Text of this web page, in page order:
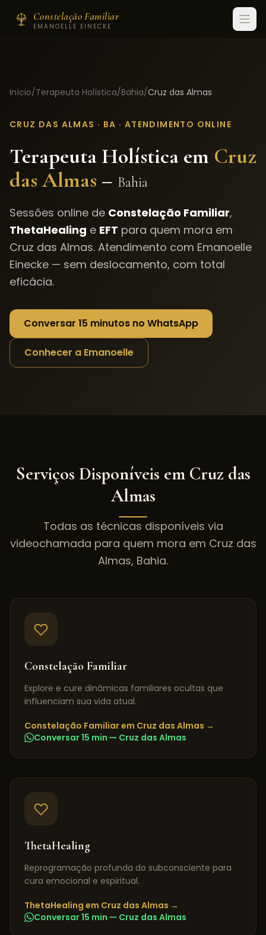
Constelação Familiar
EMANOELLE EINECKE
Início/Terapeuta Holística/Bahia/Cruz das Almas
CRUZ DAS ALMAS · BA · ATENDIMENTO ONLINE
Terapeuta Holística em Cruz
das Almas – Bahia
Sessões online de Constelação Familiar,
ThetaHealing e EFT para quem mora em
Cruz das Almas. Atendimento com Emanoelle
Einecke — sem deslocamento, com total
eficácia.
Conversar 15 minutos no WhatsApp
Conhecer a Emanoelle
Serviços Disponíveis em Cruz das
Almas
Todas as técnicas disponíveis via
videochamada para quem mora em Cruz das
Almas, Bahia.
Constelação Familiar
Explore e cure dinâmicas familiares ocultas que
influenciam sua vida atual.
Constelação Familiarem Cruz das Almas →
Conversar 15 min — Cruz das Almas
ThetaHealing
Reprogramação profunda do subconsciente para
cura emocional e espiritual.
ThetaHealing em Cruz das Almas →
Conversar 15 min — Cruz das Almas